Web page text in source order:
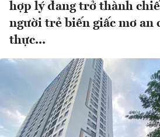
hợp lý đang trở thành
người trẻ biến giấc mơ an
thực...